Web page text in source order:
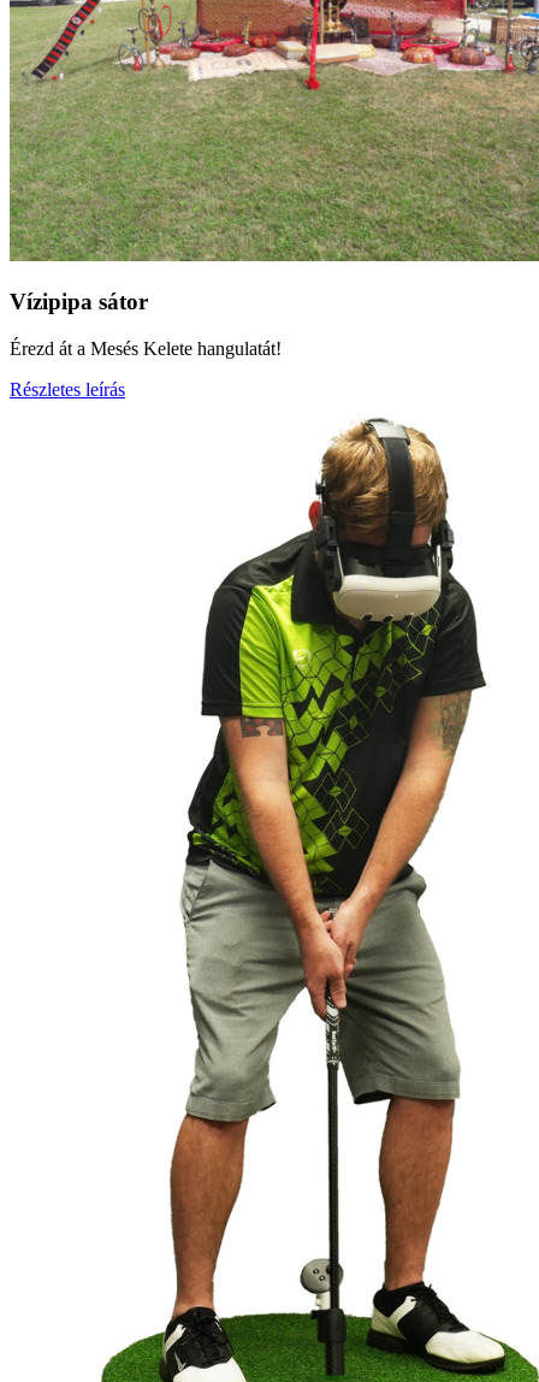
Vízipipa sátor
Érezd át a Mesés Kelete hangulatát!
Részletes leírás